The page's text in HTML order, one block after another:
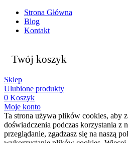
Strona Główna
Blog
Kontakt
Twój koszyk
Sklep
Ulubione produkty
0 Koszyk
Moje konto
Ta strona używa plików cookies, aby
doświadczenia podczas korzystania z
przeglądanie, zgadzasz się na naszą